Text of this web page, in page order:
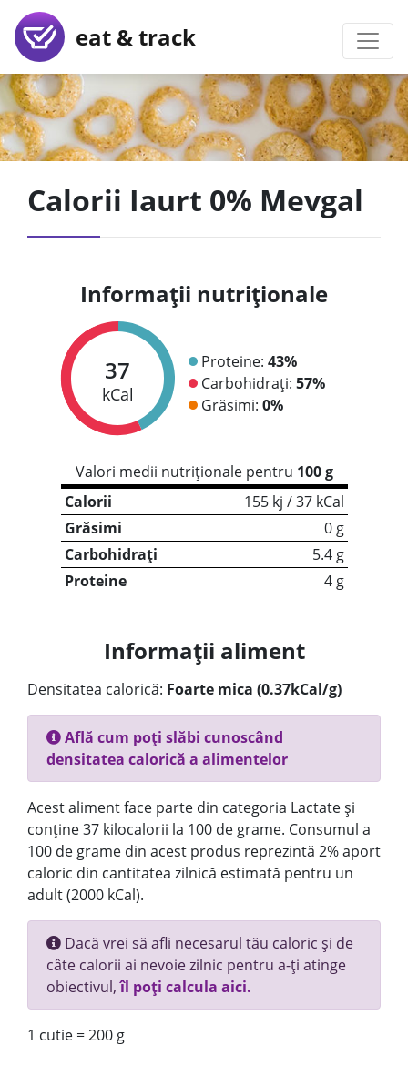
eat & track
Calorii Iaurt 0% Mevgal
Informații nutriționale
37
kCal
Proteine: 43%
Carbohidrați: 57%
Grăsimi: 0%
Valori medii nutriționale pentru 100 g
Calorii
155 kj / 37 kCal
Grăsimi
0 g
Carbohidrați
5.4 g
Proteine
4 g
Informații aliment
Densitatea calorică: Foarte mica (0.37kCal/g)
Află cum poți slăbi cunoscând
densitatea calorică a alimentelor
Acest aliment face parte din categoria Lactate și
conține 37 kilocalorii la 100 de grame. Consumul a
100 de grame din acest produs reprezintă 2% aport
caloric din cantitatea zilnică estimată pentru un
adult (2000 kCal).
Dacă vrei să afli necesarul tău caloric și de
câte calorii ai nevoie zilnic pentru a-ți atinge
obiectivul,îl poți calcula aici.
1 cutie = 200 g